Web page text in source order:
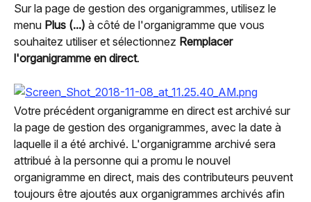
Sur la page de gestion des organigrammes, utilisez le
menu Plus (...) à côté de l'organigramme que vous
souhaitez utiliser et sélectionnez Remplacer
l'organigramme en direct.
Votre précédent organigramme en direct est archivé sur
la page de gestion des organigrammes, avec la date à
laquelle il a été archivé. L'organigramme archivé sera
attribué à la personne qui a promu le nouvel
organigramme en direct, mais des contributeurs peuvent
toujours être ajoutés aux organigrammes archivés afin